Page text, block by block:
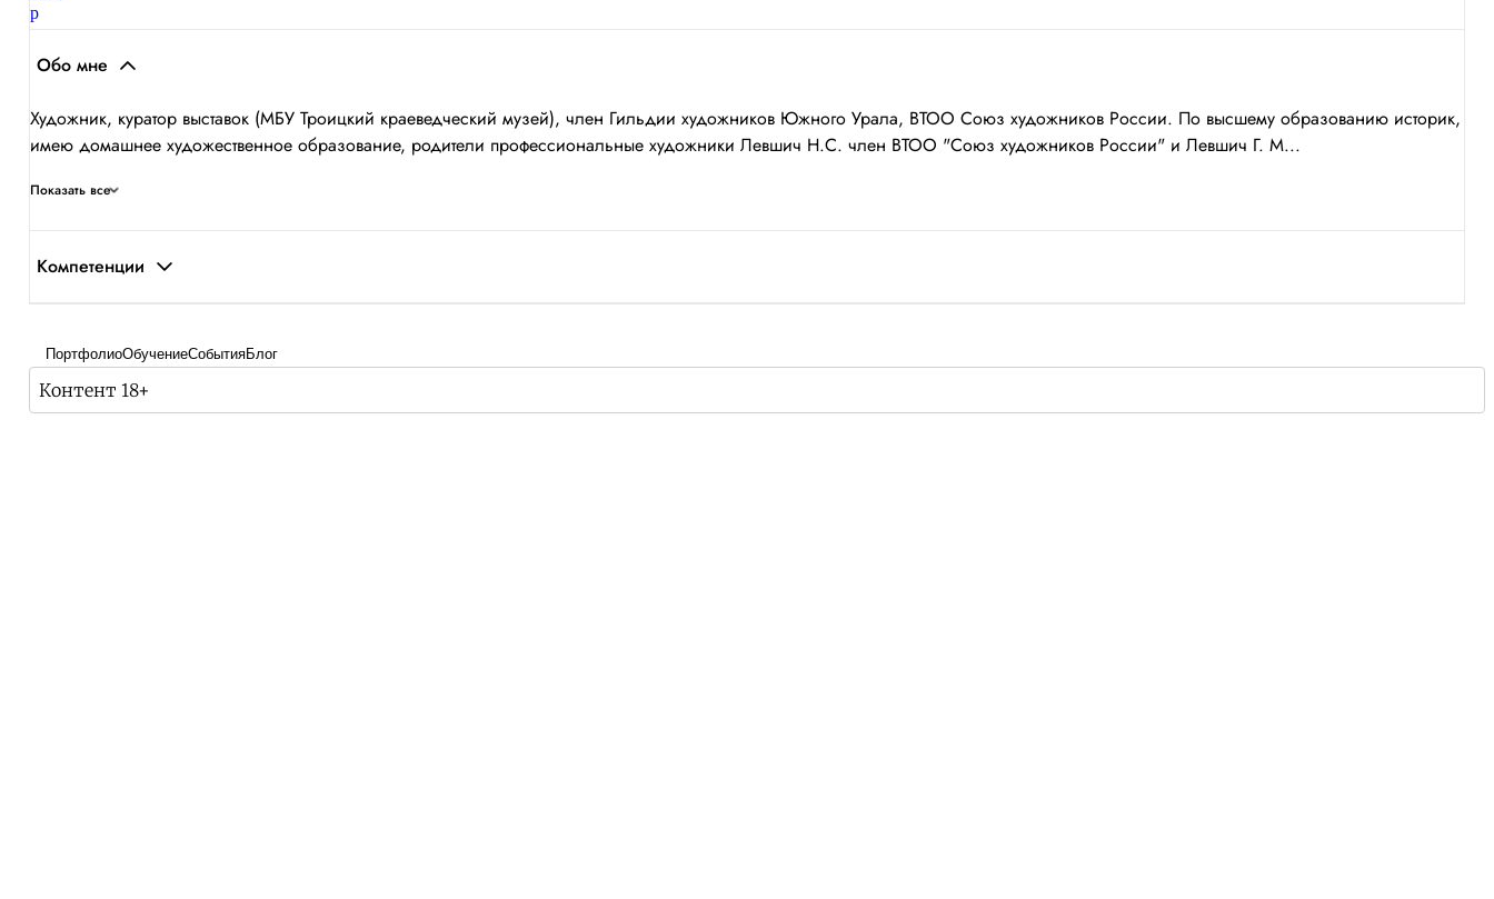
Обо мне
Художник, куратор выставок (МБУ Троицкий краеведческий музей), член Гильдии художников Южного Урала, ВТОО Союз художников России. По высшему образованию историк,
имею домашнее художественное образование, родители профессиональные художники Левшич Н.С. член ВТОО "Союз художников России" и Левшич Г. М...
Показать все
Компетенции
ПортфолиоОбучениеСобытияБлог
Контент 18+